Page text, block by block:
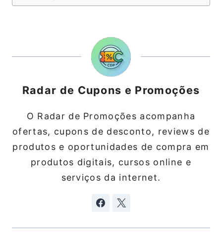
Radar de Cupons e Promoções
O Radar de Promoções acompanha
ofertas, cupons de desconto, reviews de
produtos e oportunidades de compra em
produtos digitais, cursos online e
serviços da internet.